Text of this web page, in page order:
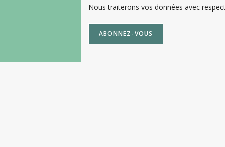
Nous traiterons vos données avec